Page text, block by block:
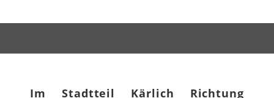
Im Stadtteil Kärlich Richtung